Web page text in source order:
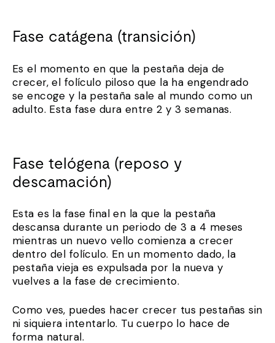
Fase catágena (transición)
Es el momento en que la pestaña deja de
crecer, el folículo piloso que la ha engendrado
se encoge y la pestaña sale al mundo como un
adulto. Esta fase dura entre 2 y 3 semanas.
Fase telógena (reposo y
descamación)
Esta es la fase final en la que la pestaña
descansa durante un periodo de 3 a 4 meses
mientras un nuevo vello comienza a crecer
dentro del folículo. En un momento dado, la
pestaña vieja es expulsada por la nueva y
vuelves a la fase de crecimiento.
Como ves, puedes hacer crecer tus pestañas sin
ni siquiera intentarlo. Tu cuerpo lo hace de
forma natural.